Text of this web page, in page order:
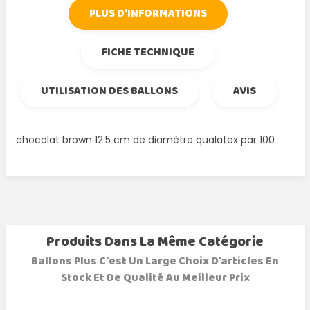
PLUS D'INFORMATIONS
FICHE TECHNIQUE
UTILISATION DES BALLONS
AVIS
chocolat brown 12.5 cm de diamètre qualatex par 100
Produits Dans La Même Catégorie
Ballons Plus C'est Un Large Choix D'articles En
Stock Et De Qualité Au Meilleur Prix